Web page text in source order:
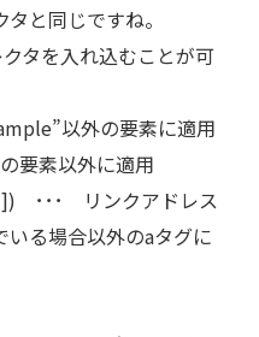
と同じですね。
タを入れ込むことが可
以外の要素に適用
素以外に適用
･･･ リンクアドレス
る場合以外のaタグに